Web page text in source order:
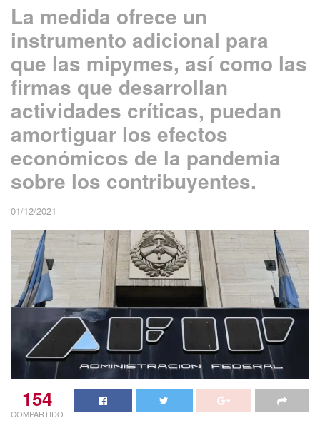
La medida ofrece un
instrumento adicional para
que las mipymes, así como las
firmas que desarrollan
actividades críticas, puedan
amortiguar los efectos
económicos de la pandemia
sobre los contribuyentes.
01/12/2021
154
COMPARTIDO